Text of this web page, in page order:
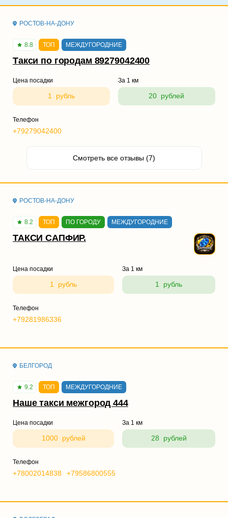
РОСТОВ-НА-ДОНУ
8.8 ТОП МЕЖДУГОРОДНИЕ
Такси по городам 89279042400
Цена посадки
1 рубль
За 1 км
20 рублей
Телефон
+79279042400
Смотреть все отзывы (7)
РОСТОВ-НА-ДОНУ
8.2 ТОП ПО ГОРОДУ МЕЖДУГОРОДНИЕ
ТАКСИ САПФИР.
Цена посадки
1 рубль
За 1 км
1 рубль
Телефон
+79281986336
БЕЛГОРОД
9.2 ТОП МЕЖДУГОРОДНИЕ
Наше такси межгород 444
Цена посадки
1000 рублей
За 1 км
28 рублей
Телефон
+78002014838 +79586800555